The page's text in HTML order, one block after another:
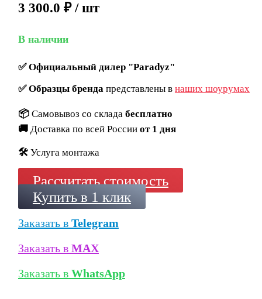
3 300.0 ₽ / шт
В наличии
✅Официальный дилер "Paradyz"
✅Образцы брендапредставлены в наших шоурумах
📦 Самовывоз со склада бесплатно
🚚 Доставка по всей России от 1 дня
🛠️ Услуга монтажа
Рассчитать стоимость
Купить в 1 клик
Заказать в Telegram
Заказать в MAX
Заказать в WhatsApp